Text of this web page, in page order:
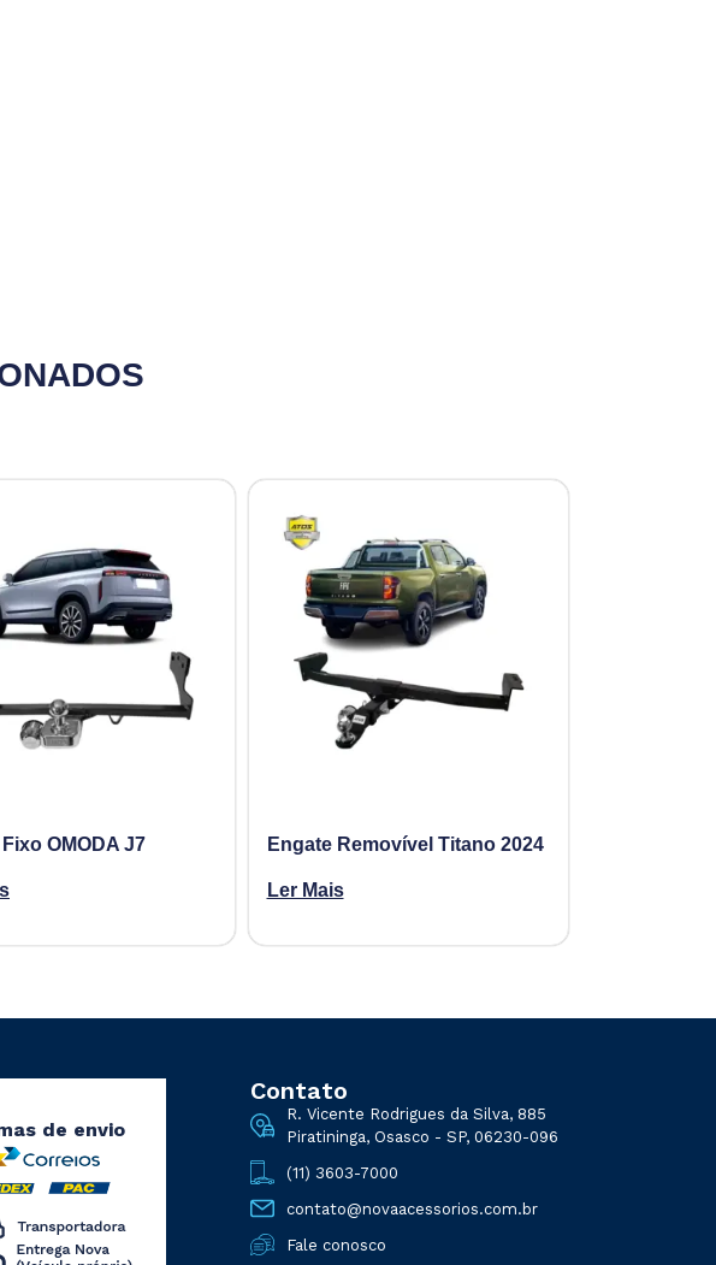
OMODA J7 Engate Removível Titano 2024
Ler Mais
de envio
Contato
R. Vicente Rodrigues da Silva, 885
Piratininga, Osasco - SP, 06230-096
(11) 3603-7000
contato@novaacessorios.com.br
Fale conosco